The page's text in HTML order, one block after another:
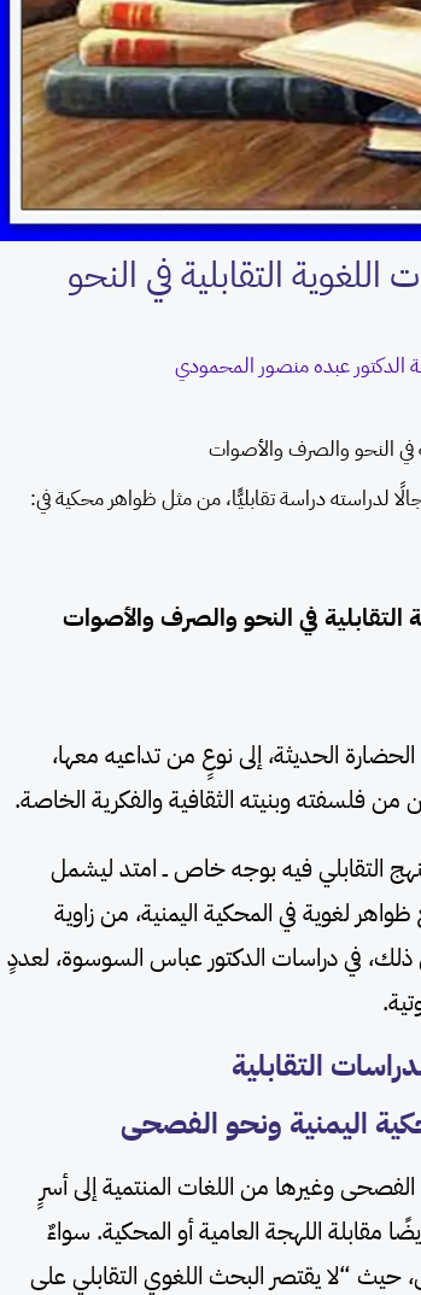
التقابلية في النحو
الدكتور عبده منصور المحمودي
في النحو والصرف والأصوات
لدراسته دراسة تقابليًّا، من مثل ظواهر محكية في:
التقابلية في النحو والصرف والأصوات
الحديثة، إلى نوعٍ من تداعيه معها،
من فلسفته وبنيته الثقافية والفكرية الخاصة.
التقابلي فيه بوجه خاص ــ امتد ليشمل
لغوية في المحكية اليمنية، من زاوية
في دراسات الدكتور عباس السوسوة، لعددٍ
وغيرها من اللغات المنتمية إلى أسرٍ
اللهجة العامية أو المحكية. سواءٌ
حيث “لا يقتصر البحث اللغوي التقابلي على